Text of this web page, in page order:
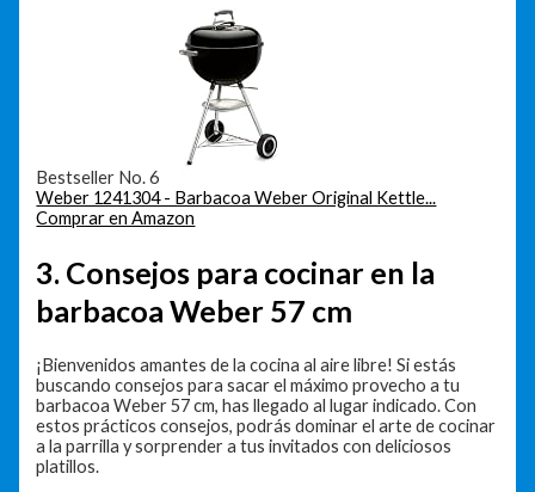
Bestseller No. 6
Weber 1241304 - Barbacoa Weber Original Kettle...
Comprar en Amazon
3. Consejos para cocinar en la
barbacoa Weber 57 cm
¡Bienvenidos amantes de la cocina al aire libre! Si estás
buscando consejos para sacar el máximo provecho a tu
barbacoa Weber 57 cm, has llegado al lugar indicado. Con
estos prácticos consejos, podrás dominar el arte de cocinar
a la parrilla y sorprender a tus invitados con deliciosos
platillos.